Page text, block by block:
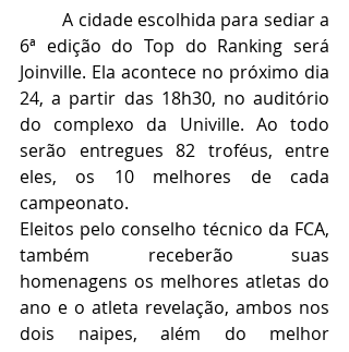
A cidade escolhida para sediar a
6ª edição do Top do Ranking será
Joinville. Ela acontece no próximo dia
24, a partir das 18h30, no auditório
do complexo da Univille. Ao todo
serão entregues 82 troféus, entre
eles, os 10 melhores de cada
campeonato.
Eleitos pelo conselho técnico da FCA,
também receberão suas
homenagens os melhores atletas do
ano e o atleta revelação, ambos nos
dois naipes, além do melhor